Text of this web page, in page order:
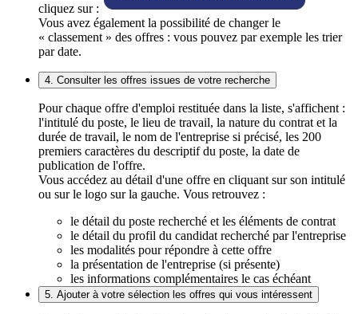
cliquez sur :
Vous avez également la possibilité de changer le
« classement » des offres : vous pouvez par exemple les trier
par date.
4. Consulter les offres issues de votre recherche
Pour chaque offre d'emploi restituée dans la liste, s'affichent :
l'intitulé du poste, le lieu de travail, la nature du contrat et la
durée de travail, le nom de l'entreprise si précisé, les 200
premiers caractères du descriptif du poste, la date de
publication de l'offre.
Vous accédez au détail d'une offre en cliquant sur son intitulé
ou sur le logo sur la gauche. Vous retrouvez :
le détail du poste recherché et les éléments de contrat
le détail du profil du candidat recherché par l'entreprise
les modalités pour répondre à cette offre
la présentation de l'entreprise (si présente)
les informations complémentaires le cas échéant
5. Ajouter à votre sélection les offres qui vous intéressent